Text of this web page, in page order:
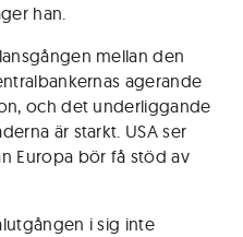
han.
mellan den
agerande
och det underliggande
är starkt. USA ser
Europa bör få stöd av
i sig inte